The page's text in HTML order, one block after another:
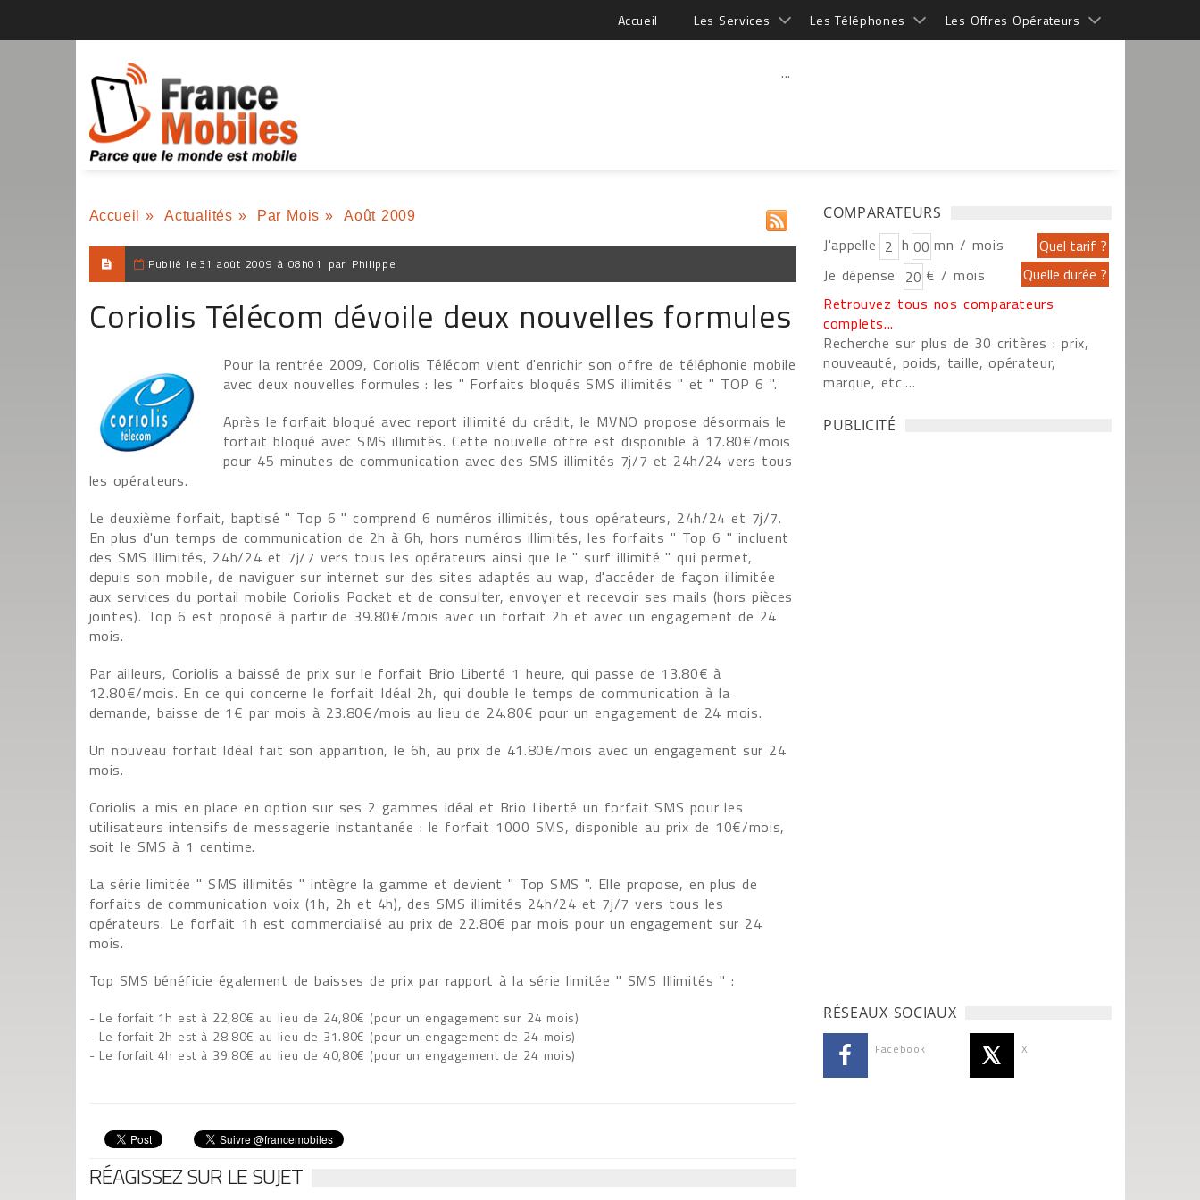
Accueil Les Services Les Téléphones Les Offres Opérateurs
...
Accueil » Actualités » Par Mois » Août 2009
Publié le 31 août 2009 à 08h01 par Philippe
Coriolis Télécom dévoile deux nouvelles formules
Pour la rentrée 2009, Coriolis Télécom vient d'enrichir son offre de téléphonie mobile
avec deux nouvelles formules : les " Forfaits bloqués SMS illimités " et " TOP 6 ".
Après le forfait bloqué avec report illimité du crédit, le MVNO propose désormais le
forfait bloqué avec SMS illimités. Cette nouvelle offre est disponible à 17.80€/mois
pour 45 minutes de communication avec des SMS illimités 7j/7 et 24h/24 vers tous
les opérateurs.
Le deuxième forfait, baptisé " Top 6 " comprend 6 numéros illimités, tous opérateurs, 24h/24 et 7j/7.
En plus d'un temps de communication de 2h à 6h, hors numéros illimités, les forfaits " Top 6 " incluent
des SMS illimités, 24h/24 et 7j/7 vers tous les opérateurs ainsi que le " surf illimité " qui permet,
depuis son mobile, de naviguer sur internet sur des sites adaptés au wap, d'accéder de façon illimitée
aux services du portail mobile Coriolis Pocket et de consulter, envoyer et recevoir ses mails (hors pièces
jointes). Top 6 est proposé à partir de 39.80€/mois avec un forfait 2h et avec un engagement de 24
mois.
Par ailleurs, Coriolis a baissé de prix sur le forfait Brio Liberté 1 heure, qui passe de 13.80€ à
12.80€/mois. En ce qui concerne le forfait Idéal 2h, qui double le temps de communication à la
demande, baisse de 1€ par mois à 23.80€/mois au lieu de 24.80€ pour un engagement de 24 mois.
Un nouveau forfait Idéal fait son apparition, le 6h, au prix de 41.80€/mois avec un engagement sur 24
mois.
Coriolis a mis en place en option sur ses 2 gammes Idéal et Brio Liberté un forfait SMS pour les
utilisateurs intensifs de messagerie instantanée : le forfait 1000 SMS, disponible au prix de 10€/mois,
soit le SMS à 1 centime.
La série limitée " SMS illimités " intègre la gamme et devient " Top SMS ". Elle propose, en plus de
forfaits de communication voix (1h, 2h et 4h), des SMS illimités 24h/24 et 7j/7 vers tous les
opérateurs. Le forfait 1h est commercialisé au prix de 22.80€ par mois pour un engagement sur 24
mois.
Top SMS bénéficie également de baisses de prix par rapport à la série limitée " SMS Illimités " :
- Le forfait 1h est à 22,80€ au lieu de 24,80€ (pour un engagement sur 24 mois)
- Le forfait 2h est à 28.80€ au lieu de 31.80€ (pour un engagement de 24 mois)
- Le forfait 4h est à 39.80€ au lieu de 40,80€ (pour un engagement de 24 mois)
RÉAGISSEZ SUR LE SUJET
COMPARATEURS
J'appelle h
mn / mois
Je dépense
€ / mois
Retrouvez tous nos comparateurs
complets...
Recherche sur plus de 30 critères : prix,
nouveauté, poids, taille, opérateur,
marque, etc....
PUBLICITÉ
RÉSEAUX SOCIAUX
Facebook X